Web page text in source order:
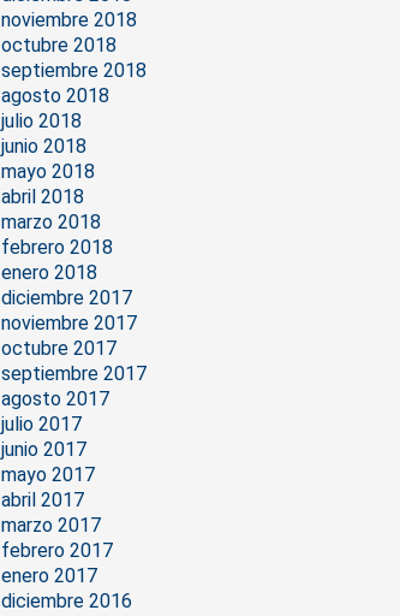
noviembre 2018
octubre 2018
septiembre 2018
agosto 2018
julio 2018
junio 2018
mayo 2018
abril 2018
marzo 2018
febrero 2018
enero 2018
diciembre 2017
noviembre 2017
octubre 2017
septiembre 2017
agosto 2017
julio 2017
junio 2017
mayo 2017
abril 2017
marzo 2017
febrero 2017
enero 2017
diciembre 2016